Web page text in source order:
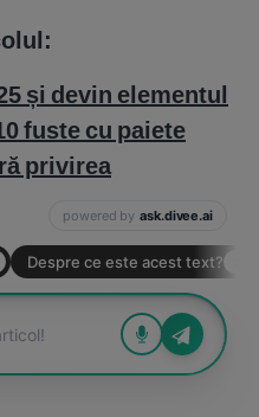
și devin elementul
fuste cu paiete
privirea